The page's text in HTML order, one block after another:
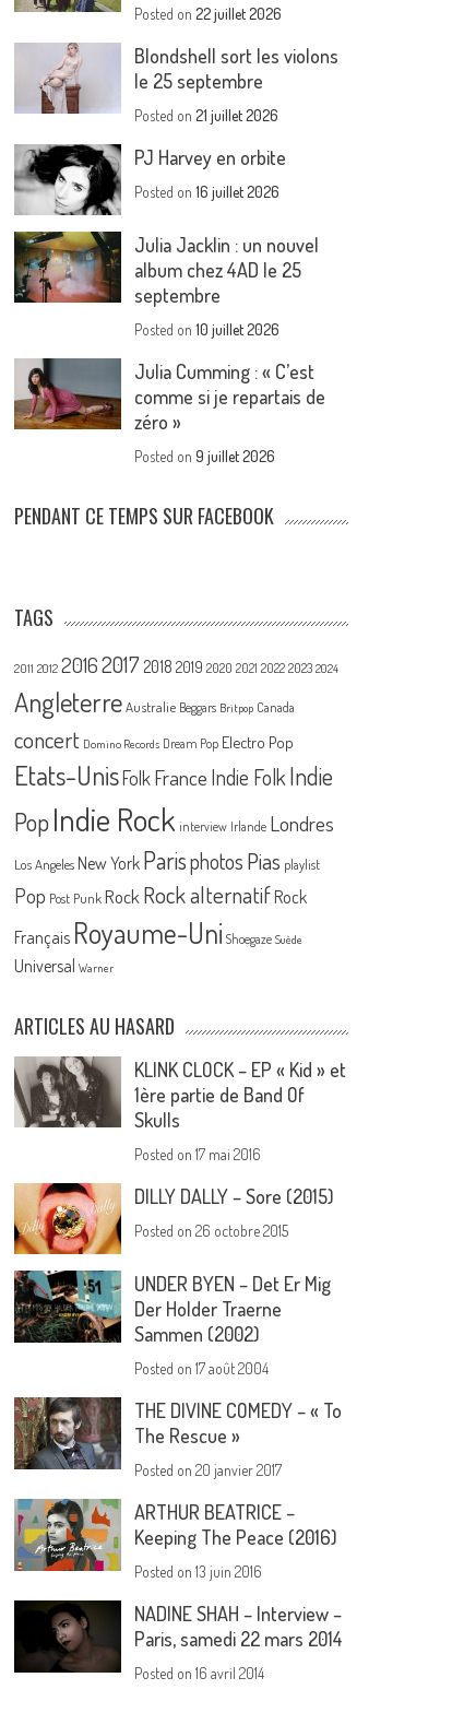
Posted on22 juillet 2026
Blondshell sort les violons
le 25 septembre
Posted on21 juillet 2026
PJ Harvey en orbite
Posted on16 juillet 2026
Julia Jacklin : un nouvel
album chez 4AD le 25
septembre
Posted on10 juillet 2026
Julia Cumming : « C’est
comme si je repartais de
zéro »
Posted on9 juillet 2026
PENDANT CE TEMPS SUR FACEBOOK
TAGS
2011 2012 20162017 2018 2019 2020 2021 2022 2023 2024
Angleterre Australie Beggars Britpop Canada
concert Domino Records Dream Pop Electro Pop
Etats-UnisFolk France Indie FolkIndie
PopIndie Rock interview Irlande Londres
Los Angeles New York Parisphotos Pias playlist
Pop Post Punk Rock Rock alternatif Rock
Français Royaume-Uni Shoegaze Suède
Universal Warner
ARTICLES AU HASARD
KLINK CLOCK – EP « Kid » et
1ère partie de Band Of
Skulls
Posted on17 mai 2016
DILLY DALLY – Sore (2015)
Posted on26 octobre 2015
UNDER BYEN – Det Er Mig
Der Holder Traerne
Sammen (2002)
Posted on17 août 2004
THE DIVINE COMEDY – « To
The Rescue »
Posted on20 janvier 2017
ARTHUR BEATRICE –
Keeping The Peace (2016)
Posted on13 juin 2016
NADINE SHAH – Interview –
Paris, samedi 22 mars 2014
Posted on16 avril 2014